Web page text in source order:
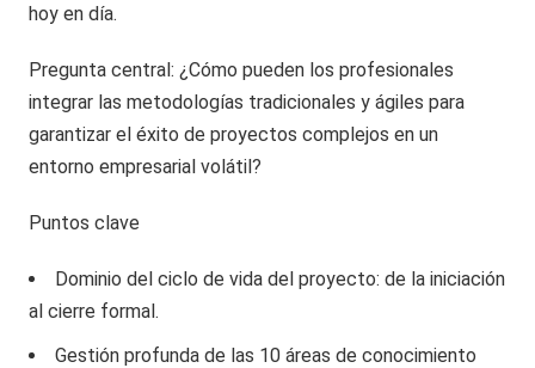
hoy en día.
Pregunta central: ¿Cómo pueden los profesionales
integrar las metodologías tradicionales y ágiles para
garantizar el éxito de proyectos complejos en un
entorno empresarial volátil?
Puntos clave
Dominio del ciclo de vida del proyecto: de la iniciación
al cierre formal.
Gestión profunda de las 10 áreas de conocimiento